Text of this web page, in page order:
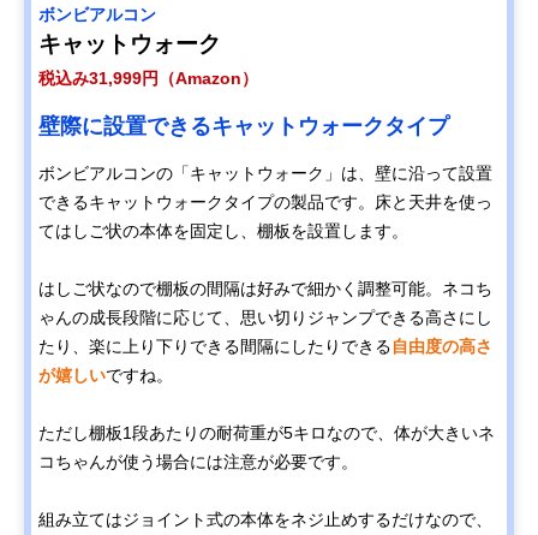
ボンビアルコン
キャットウォーク
税込み31,999円（Amazon）
壁際に設置できるキャットウォークタイプ
ボンビアルコンの「キャットウォーク」は、壁に沿って設置
できるキャットウォークタイプの製品です。床と天井を使っ
てはしご状の本体を固定し、棚板を設置します。
はしご状なので棚板の間隔は好みで細かく調整可能。ネコち
ゃんの成長段階に応じて、思い切りジャンプできる高さにし
たり、楽に上り下りできる間隔にしたりできる自由度の高さ
が嬉しいですね。
ただし棚板1段あたりの耐荷重が5キロなので、体が大きいネ
コちゃんが使う場合には注意が必要です。
組み立てはジョイント式の本体をネジ止めするだけなので、